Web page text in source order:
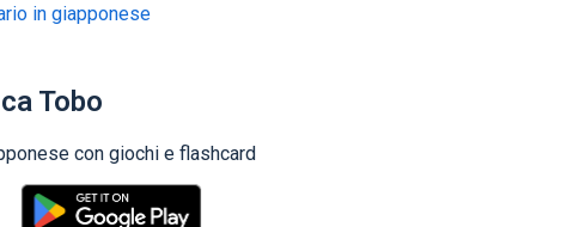
in giapponese
Tobo
con giochi e flashcard